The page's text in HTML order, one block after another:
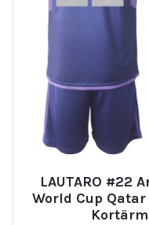
LAUTARO #22
World Cup